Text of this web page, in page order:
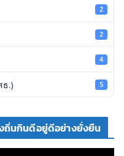
2
2
4
ธ.) 5
ถิ่นกินดีอยู่ดีอย่างยั่งยืน